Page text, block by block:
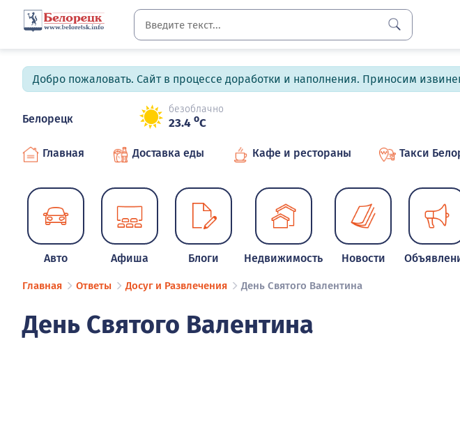
Добро пожаловать. Сайт в процессе доработки и наполнения. Приносим
Белорецк
безоблачно
23.4 oC
Главная Доставка еды Кафе и рестораны Такси
Авто Афиша Блоги Недвижимость Новости
Главная Ответы Досуг и Развлечения День Святого Валентина
День Святого Валентина